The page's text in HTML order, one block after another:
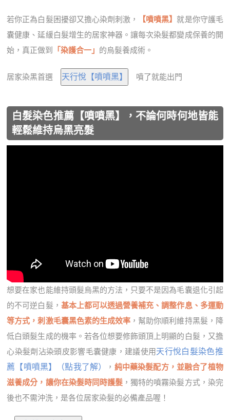
若你正為白髮困擾卻又擔心染劑刺激， 【噴噴黑】就是你守護毛
囊健康、延緩白髮增生的居家神器。讓每次染髮都變成保養的開
始，真正做到
「染護合一」 的烏髮養成術。
居家染黑首選 噴了就能出門
白髮染色推薦【噴噴黑】，不論何時何地皆能
輕鬆維持烏黑亮髮
想要在家也能維持頭髮烏黑的方法，只要不是因為毛囊退化引起
的不可逆白髮， 基本上都可以透過營養補充、調整作息、多運動
等方式，刺激毛囊黑色素的生成效率 ，幫助你順利維持黑髮，降
低白頭髮生成的機率。若各位想要修飾頭頂上明顯的白髮，又擔
心染髮劑沾染頭皮影響毛囊健康，建議使用 天行悅白髮染色推
薦【噴噴黑】（點我了解）
， 純中藥染髮配方，並融合了植物
滋養成分，讓你在染髮時同時護髮 ，獨特的噴霧染髮方式，染完
後也不需沖洗，是各位居家染髮的必備產品喔！